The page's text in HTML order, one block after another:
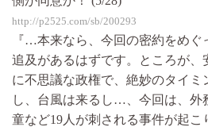
http://p2525.com/sb/200293
『…本来なら、今回の密約をめぐ
追及があるはずです。ところが、
に不思議な政権で、絶妙のタイミ
し、台風は来るし…、今回は、外
童など19人が刺される事件が起こ